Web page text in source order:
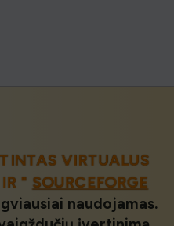
VIRTUALUS
IR " SOURCEFORGE
naudojamas.